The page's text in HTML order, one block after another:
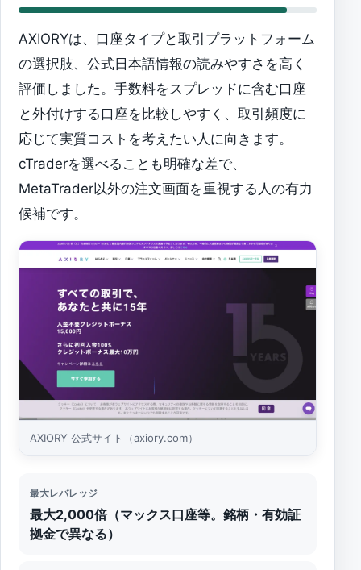
AXIORYは、口座タイプと取引プラットフォーム
の選択肢、公式日本語情報の読みやすさを高く
評価しました。手数料をスプレッドに含む口座
と外付けする口座を比較しやすく、取引頻度に
応じて実質コストを考えたい人に向きます。
cTraderを選べることも明確な差で、
MetaTrader以外の注文画面を重視する人の有力
候補です。
AXIORY 公式サイト（axiory.com）
最大レバレッジ
最大2,000倍（マックス口座等。銘柄・有効証
拠金で異なる）